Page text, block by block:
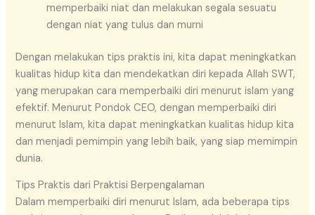
memperbaiki niat dan melakukan segala sesuatu
dengan niat yang tulus dan murni
Dengan melakukan tips praktis ini, kita dapat meningkatkan
kualitas hidup kita dan mendekatkan diri kepada Allah SWT,
yang merupakan cara memperbaiki diri menurut islam yang
efektif. Menurut Pondok CEO, dengan memperbaiki diri
menurut Islam, kita dapat meningkatkan kualitas hidup kita
dan menjadi pemimpin yang lebih baik, yang siap memimpin
dunia.
Tips Praktis dari Praktisi Berpengalaman
Dalam memperbaiki diri menurut Islam, ada beberapa tips